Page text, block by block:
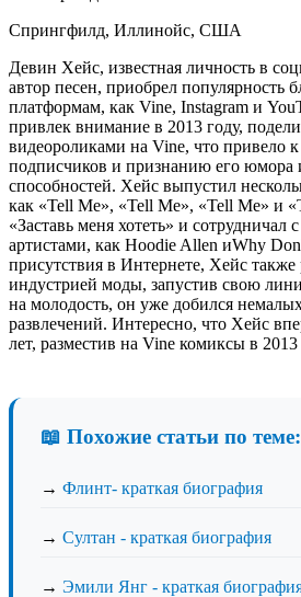
Спрингфилд, Иллинойс, США
Девин Хейс, известная личность в
автор песен, приобрел популярность
платформам, как Vine, Instagram и
привлек внимание в 2013 году,
видеороликами на Vine, что привело
подписчиков и признанию его юмора
способностей. Хейс выпустил
как «Tell Me», «Tell Me», «Tell Me» и
«Заставь меня хотеть» и сотрудничал
артистами, как Hoodie Allen иWhy
присутствия в Интернете, Хейс также
индустрией моды, запустив свою
на молодость, он уже добился
развлечений. Интересно, что Хейс
лет, разместив на Vine комиксы в 2013
📖 Похожие статьи по теме:
→ Флинт- краткая биография
→ Султан - краткая биография
→ Эмили Янг - краткая